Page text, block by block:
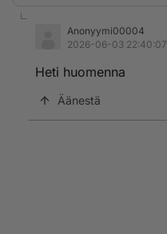
Anonyymi00004
2026-06-03 22:40:07
Heti huomenna
Äänestä